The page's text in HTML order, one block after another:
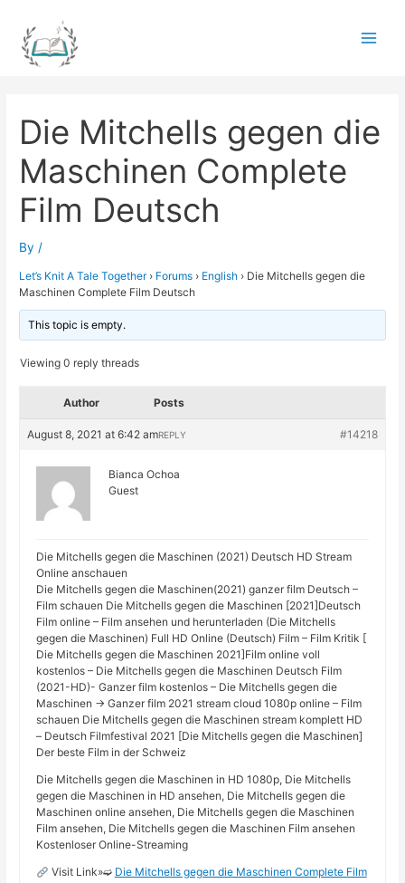
content
Die Mitchells gegen die
Maschinen Complete
Film Deutsch
By /
Let’s Knit A Tale Together › Forums › English › Die Mitchells gegen die
Maschinen Complete Film Deutsch
This topic is empty.
Viewing 0 reply threads
Author Posts
August 8, 2021 at 6:42 am #14218
REPLY
Bianca Ochoa
Guest
Die Mitchells gegen die Maschinen (2021) Deutsch HD Stream
Online anschauen
Die Mitchells gegen die Maschinen(2021) ganzer film Deutsch –
Film schauen Die Mitchells gegen die Maschinen [2021]Deutsch
Film online – Film ansehen und herunterladen (Die Mitchells
gegen die Maschinen) Full HD Online (Deutsch) Film – Film Kritik [
Die Mitchells gegen die Maschinen 2021]Film online voll
kostenlos – Die Mitchells gegen die Maschinen Deutsch Film
(2021-HD)- Ganzer film kostenlos – Die Mitchells gegen die
Maschinen → Ganzer film 2021 stream cloud 1080p online – Film
schauen Die Mitchells gegen die Maschinen stream komplett HD
– Deutsch Filmfestival 2021 [Die Mitchells gegen die Maschinen]
Der beste Film in der Schweiz
Die Mitchells gegen die Maschinen in HD 1080p, Die Mitchells
gegen die Maschinen in HD ansehen, Die Mitchells gegen die
Maschinen online ansehen, Die Mitchells gegen die Maschinen
Film ansehen, Die Mitchells gegen die Maschinen Film ansehen
Kostenloser Online-Streaming
Visit Link»➫ Die Mitchells gegen die Maschinen Complete Film